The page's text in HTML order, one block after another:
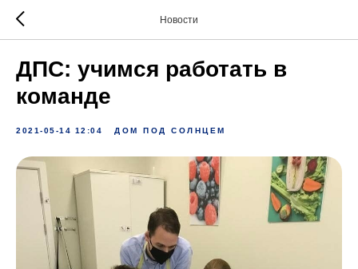
Новости
ДПС: учимся работать в
команде
2021-05-14 12:04 ДОМ ПОД СОЛНЦЕМ